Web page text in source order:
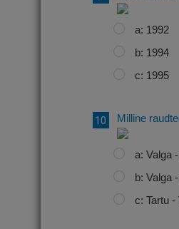
a: 1992
b: 1994
c: 1995
Milline
a: Valga
b: Valga
c: Tartu -